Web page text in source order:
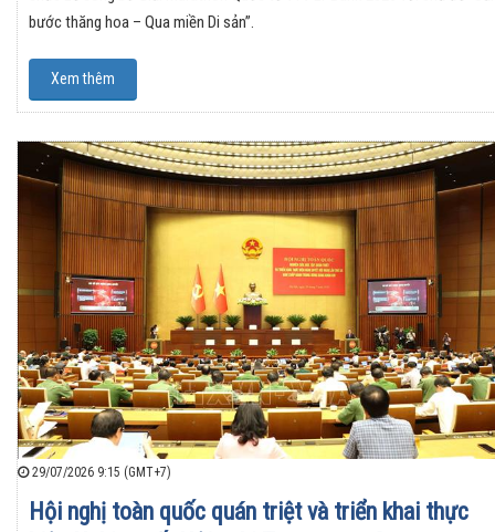
bước thăng hoa – Qua miền Di sản”.
Xem thêm
29/07/2026 9:15 (GMT+7)
Hội nghị toàn quốc quán triệt và triển khai thực